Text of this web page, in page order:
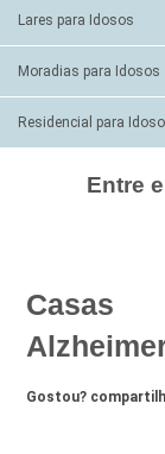
Lares para Idosos
Moradias para Idosos
Residencial para
Entre
Casas
Gostou?